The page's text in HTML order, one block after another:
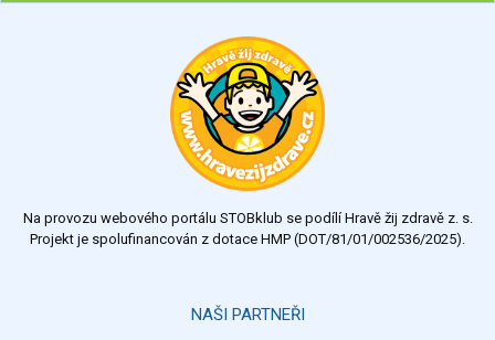
Chcete poradit s hubnutím? Najděte si odborníka STOBu ve
Výsledky Všechny ankety
Na provozu webového portálu STOBklub se podílí Hravě žij zdravě z. s.
Projekt je spolufinancován z dotace HMP (DOT/81/01/002536/2025).
NAŠI PARTNEŘI